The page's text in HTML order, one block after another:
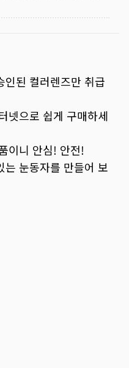
인된 컬러렌즈만 취급
넷으로 쉽게 구매하세
이니 안심! 안전!
는 눈동자를 만들어 보